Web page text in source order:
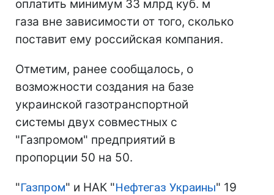
оплатить минимум 33 млрд куб. м
газа вне зависимости от того, сколько
поставит ему российская компания.
Отметим, ранее сообщалось, о
возможности создания на базе
украинской газотранспортной
системы двух совместных с
"Газпромом" предприятий в
пропорции 50 на 50.
"Газпром" и НАК "Нефтегаз Украины" 19